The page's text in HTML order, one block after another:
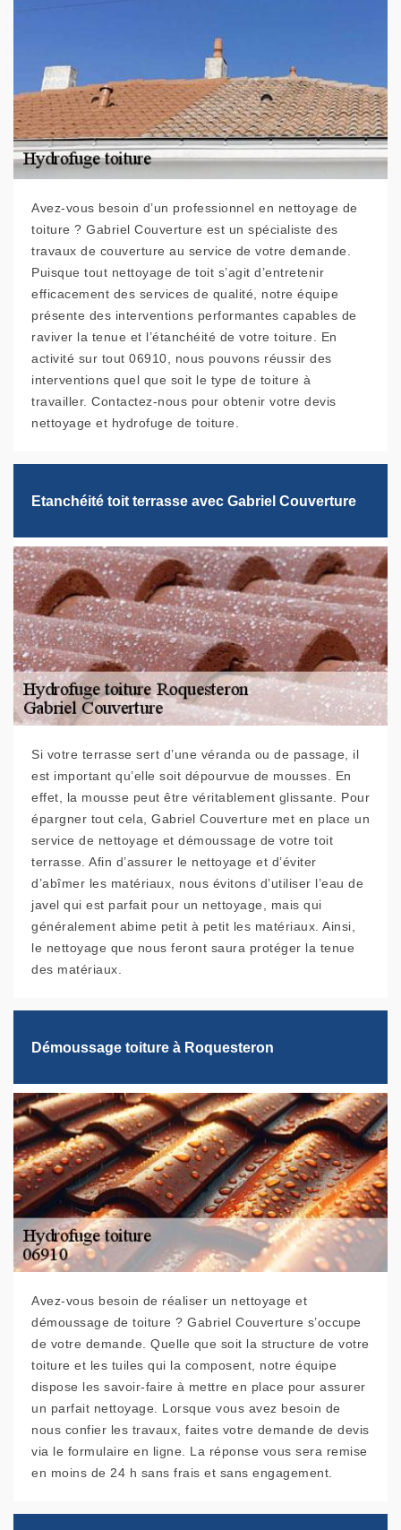
Avez-vous besoin d’un professionnel en nettoyage de
toiture ? Gabriel Couverture est un spécialiste des
travaux de couverture au service de votre demande.
Puisque tout nettoyage de toit s’agit d’entretenir
efficacement des services de qualité, notre équipe
présente des interventions performantes capables de
raviver la tenue et l’étanchéité de votre toiture. En
activité sur tout 06910, nous pouvons réussir des
interventions quel que soit le type de toiture à
travailler. Contactez-nous pour obtenir votre devis
nettoyage et hydrofuge de toiture.
Etanchéité toit terrasse avec Gabriel Couverture
Si votre terrasse sert d’une véranda ou de passage, il
est important qu’elle soit dépourvue de mousses. En
effet, la mousse peut être véritablement glissante. Pour
épargner tout cela, Gabriel Couverture met en place un
service de nettoyage et démoussage de votre toit
terrasse. Afin d’assurer le nettoyage et d’éviter
d’abîmer les matériaux, nous évitons d’utiliser l’eau de
javel qui est parfait pour un nettoyage, mais qui
généralement abime petit à petit les matériaux. Ainsi,
le nettoyage que nous feront saura protéger la tenue
des matériaux.
Démoussage toiture à Roquesteron
Avez-vous besoin de réaliser un nettoyage et
démoussage de toiture ? Gabriel Couverture s’occupe
de votre demande. Quelle que soit la structure de votre
toiture et les tuiles qui la composent, notre équipe
dispose les savoir-faire à mettre en place pour assurer
un parfait nettoyage. Lorsque vous avez besoin de
nous confier les travaux, faites votre demande de devis
via le formulaire en ligne. La réponse vous sera remise
en moins de 24 h sans frais et sans engagement.